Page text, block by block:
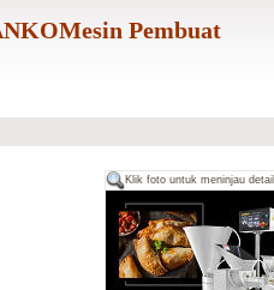
Pembuat
Klik foto untuk meninjau detail